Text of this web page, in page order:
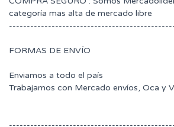
categoría mas alta de mercado libre
FORMAS DE ENVÍO
Enviamos a todo el país
Trabajamos con Mercado envíos, Oca y